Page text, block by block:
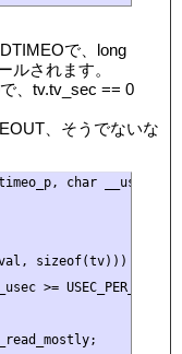
で、long
ルされます。
、tv.tv_sec == 0
、そうでないな
char __user
sizeof(tv)))
>= USEC_PER_SEC)